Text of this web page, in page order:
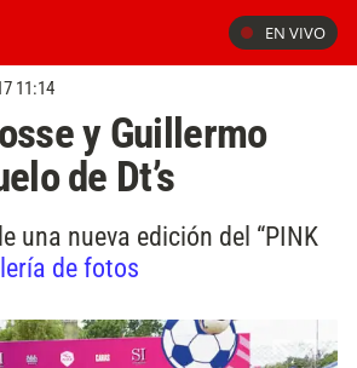
EN VIVO
11:14
y Guillermo
de Dt’s
una nueva edición del “PINK
de fotos